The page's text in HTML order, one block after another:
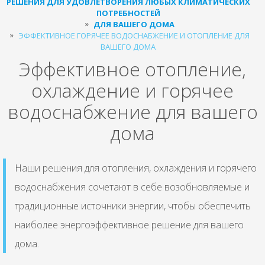
ПОТРЕБНОСТЕЙ
ДЛЯ ВАШЕГО ДОМА
ЭФФЕКТИВНОЕ ГОРЯЧЕЕ ВОДОСНАБЖЕНИЕ И ОТОПЛЕНИЕ ДЛЯ
ВАШЕГО ДОМА
Эффективное отопление,
охлаждение и горячее
водоснабжение для вашего
дома
Наши решения для отопления, охлаждения и горячего
водоснабжения сочетают в себе возобновляемые и
традиционные источники энергии, чтобы обеспечить
наиболее энергоэффективное решение для вашего
дома.